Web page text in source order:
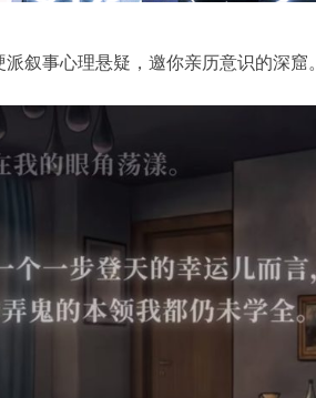
叙事心理悬疑，邀你亲历意识的深窟。